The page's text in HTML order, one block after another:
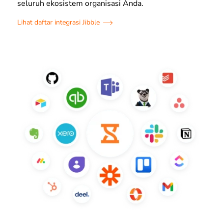
seluruh ekosistem organisasi Anda.
Lihat daftar integrasi Jibble